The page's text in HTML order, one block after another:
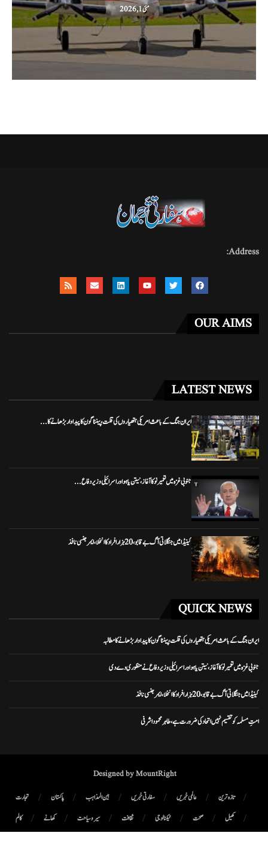
مئی 1, 2026
Address:
OUR AIMS
LATEST NEWS
ایران جنگ کے باعث امریکی ہتھیاروں کی قلت، پینٹاگون کا پیداوار بڑھانے کا...
جنوبی غزہ میں تعمیر نو کا آغاز، نیتن یاہو اور اسرائیلی وزیر دفاع...
کینیڈا میں جنگلاتی آگ بے قابو، 20 ہزار افراد کا انخلا، ایمرجنسی نافذ
QUICK NEWS
ایران جنگ کے باعث امریکی ہتھیاروں کی قلت، پینٹاگون کا پیداوار بڑھانے کا مطالبہ
جنوبی غزہ میں تعمیر نو کا آغاز، نیتن یاہو اور اسرائیلی وزیر دفاع نے منظوری دے دی
کینیڈا میں جنگلاتی آگ بے قابو، 20 ہزار افراد کا انخلا، ایمرجنسی نافذ
امتِ مسلمہ کو تقسیم نہیں اتحاد کی ضرورت ہے، طاہر محمود اشرفی
Designed by MountRight
تازہ ترین عالمی خبریں سفارتی خبریں بین المذاہب پاکستان
تجارت
کھیل
صحت ٹیکنالوجی ثقافت سیر و سیاحت کھانے
کالم